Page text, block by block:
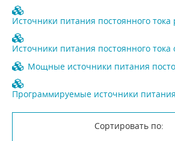
Источники питания постоянного
Источники питания постоянного
Мощные источники питания
Программируемые источники
Сортировать по: